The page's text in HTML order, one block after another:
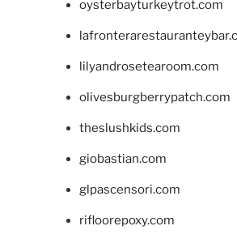
oysterbayturkeytrot.com
lilyandrosetearoom.com
olivesburgberrypatch.com
theslushkids.com
giobastian.com
glpascensori.com
rifloorepoxy.com